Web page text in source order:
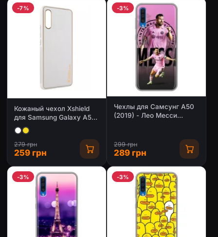
-7%
Кожаный чехол Xshield
для Samsung Galaxy A50
(A505F) / A50s / A30s
279 грн
259 грн
-3%
Чехлы для Самсунг А50
(2019) - Лео Месси
299 грн
289 грн
-3% -3%